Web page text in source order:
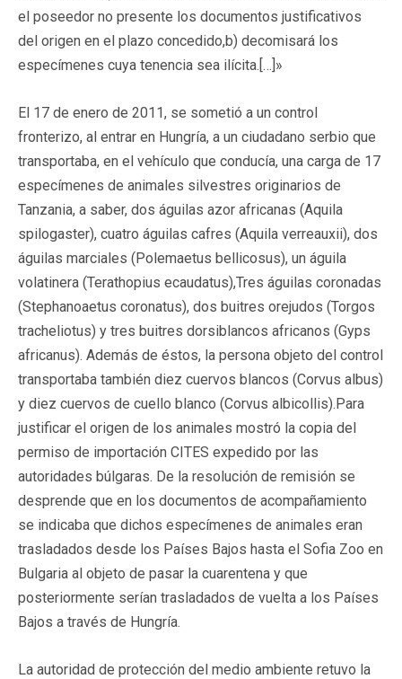
el poseedor no presente los documentos justificativos
del origen en el plazo concedido,b) decomisará los
especímenes cuya tenencia sea ilícita.[…]»
El 17 de enero de 2011, se sometió a un control
fronterizo, al entrar en Hungría, a un ciudadano serbio que
transportaba, en el vehículo que conducía, una carga de 17
especímenes de animales silvestres originarios de
Tanzania, a saber, dos águilas azor africanas (Aquila
spilogaster), cuatro águilas cafres (Aquila verreauxii), dos
águilas marciales (Polemaetus bellicosus), un águila
volatinera (Terathopius ecaudatus),Tres águilas coronadas
(Stephanoaetus coronatus), dos buitres orejudos (Torgos
tracheliotus) y tres buitres dorsiblancos africanos (Gyps
africanus). Además de éstos, la persona objeto del control
transportaba también diez cuervos blancos (Corvus albus)
y diez cuervos de cuello blanco (Corvus albicollis).Para
justificar el origen de los animales mostró la copia del
permiso de importación CITES expedido por las
autoridades búlgaras. De la resolución de remisión se
desprende que en los documentos de acompañamiento
se indicaba que dichos especímenes de animales eran
trasladados desde los Países Bajos hasta el Sofia Zoo en
Bulgaria al objeto de pasar la cuarentena y que
posteriormente serían trasladados de vuelta a los Países
Bajos a través de Hungría.
La autoridad de protección del medio ambiente retuvo la